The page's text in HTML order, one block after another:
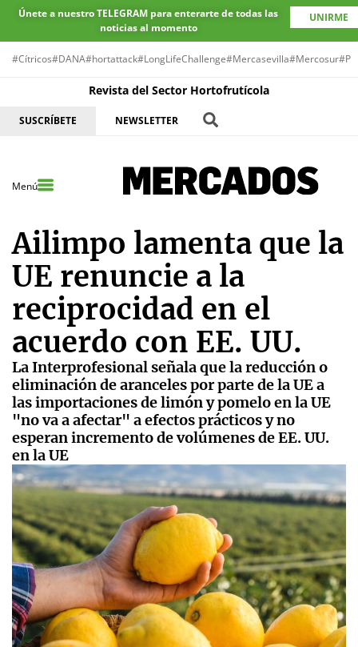
Únete a nuestro TELEGRAM para enterarte de todas las
noticias al momento
UNIRME
#Cítricos#DANA#hortattack#LongLifeChallenge#Mercasevilla#Mercosur
Revista del Sector Hortofrutícola
SUSCRÍBETE NEWSLETTER
Menú
Ailimpo lamenta que la
UE renuncie a la
reciprocidad en el
acuerdo con EE. UU.
La Interprofesional señala que la reducción o
eliminación de aranceles por parte de la UE a
las importaciones de limón y pomelo en la UE
"no va a afectar" a efectos prácticos y no
esperan incremento de volúmenes de EE. UU.
en la UE